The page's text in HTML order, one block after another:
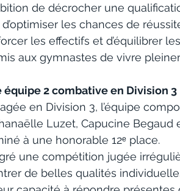
de décrocher une
d’optimiser les chances de
les effectifs et d’équilibrer
aux gymnastes de vivre
équipe 2 combative en Division 3
en Division 3, l’équipe
Luzet, Capucine Begaud
à une honorable 12ᵉ place.
une compétition jugée
de belles qualités